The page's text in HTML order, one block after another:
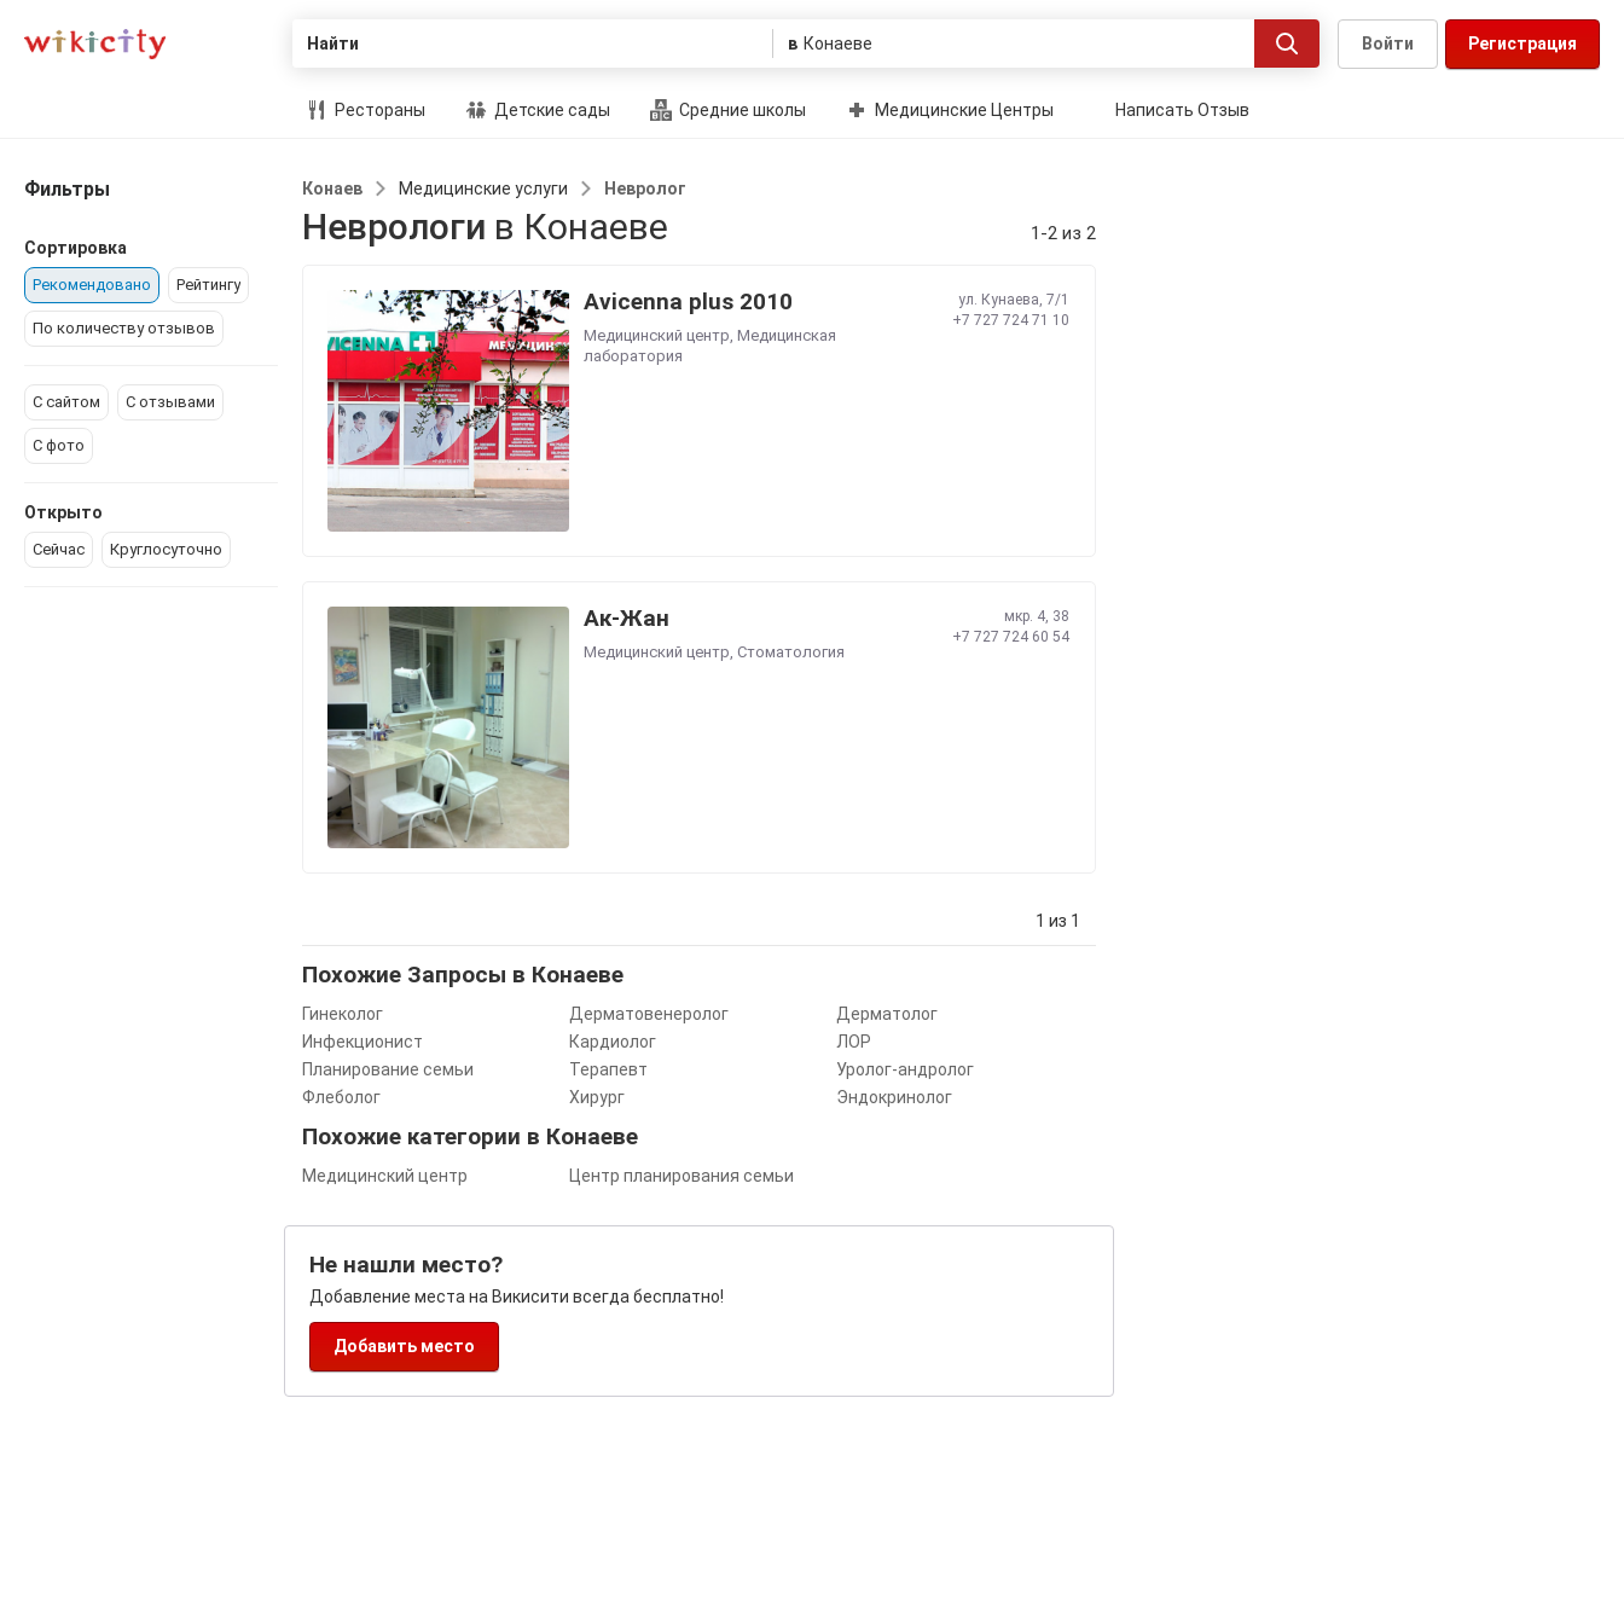
Найти в Регистрация
Войти
Рестораны Детские сады Средние школы Медицинские Центры Написать Отзыв
Фильтры
Сортировка
Рекомендовано Рейтингу
По количеству отзывов
С сайтом С отзывами
С фото
Открыто
Сейчас Круглосуточно
Конаев Медицинские услуги Невролог
Неврологи в Конаеве 1-2 из 2
Avicenna plus 2010
Медицинский центр, Медицинская
лаборатория
ул. ​Кунаева, 7/1
+7 727 724 71 10
Ак-Жан
Медицинский центр, Стоматология
мкр. 4, 38
+7 727 724 60 54
1 из 1
Похожие Запросы в Конаеве
Гинеколог Дерматовенеролог
Дерматолог
Инфекционист
Кардиолог
ЛОР
Планирование семьи
Терапевт
Уролог-андролог
Флеболог
Хирург Эндокринолог
Похожие категории в Конаеве
Медицинский центр Центр планирования семьи
Не нашли место?
Добавление места на Викисити всегда бесплатно!
Добавить место